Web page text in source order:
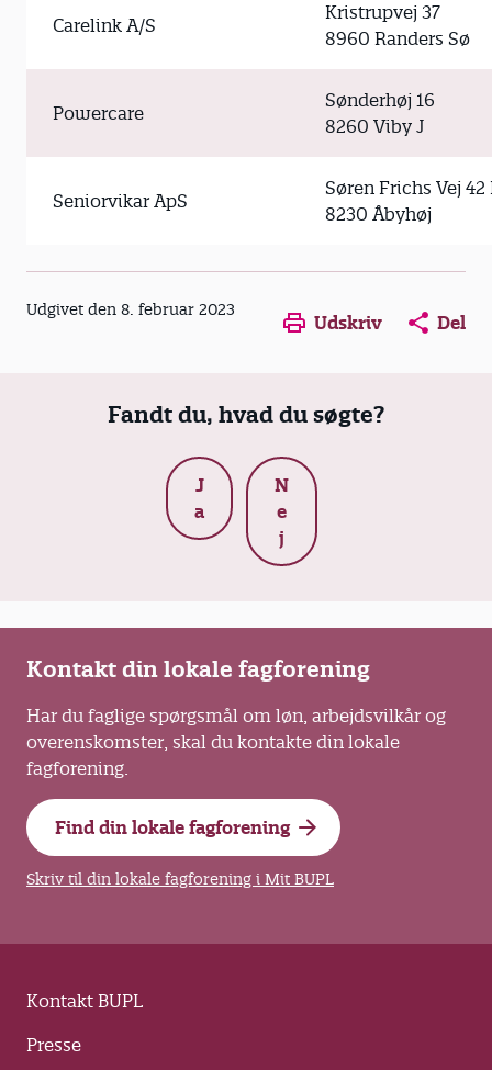
Carelink A/S
Kristrupvej 37
8960 Randers Sø
Powercare
Sønderhøj 16
8260 Viby J
Seniorvikar ApS
Søren Frichs Vej 42
8230 Åbyhøj
Udgivet den 8. februar 2023
Udskriv Del
Fandt du, hvad du søgte?
J
a
N
e
j
Kontakt din lokale fagforening
Har du faglige spørgsmål om løn, arbejdsvilkår og
overenskomster, skal du kontakte din lokale
fagforening.
Find din lokale fagforening
Skriv til din lokale fagforening i Mit BUPL
Kontakt BUPL
Presse